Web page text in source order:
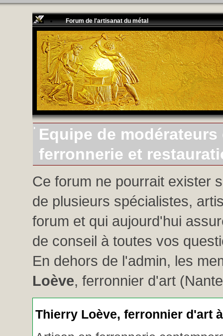
Forum de l'artisanat du métal
Equipe de
ferronnerie et
Ce forum ne pourrait exister
de plusieurs spécialistes,
forum et qui aujourd'hui
de conseil à toutes vos
En dehors de l'admin, les
Loève, ferronnier d'art
Thierry Loève, ferronnier d'art